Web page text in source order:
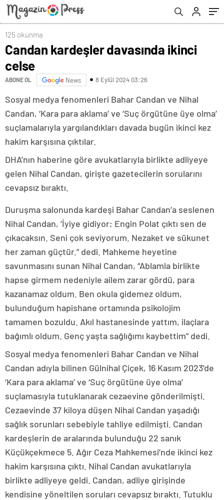
125 okunma
Candan kardeşler davasında ikinci
celse
ABONE OL News 8 Eylül 2024 03:26
Sosyal medya fenomenleri Bahar Candan ve Nihal
Candan, ‘Kara para aklama’ ve ‘Suç örgütüne üye olma’
suçlamalarıyla yargılandıkları davada bugün ikinci kez
hakim karşısına çıktılar.
DHA’nın haberine göre avukatlarıyla birlikte adliyeye
gelen Nihal Candan, girişte gazetecilerin sorularını
cevapsız bıraktı.
Duruşma salonunda kardeşi Bahar Candan’a seslenen
Nihal Candan, ‘İyiye gidiyor; Engin Polat çıktı sen de
çıkacaksın. Seni çok seviyorum. Nezaket ve sükunet
her zaman güçtür.” dedi. Mahkeme heyetine
savunmasını sunan Nihal Candan, “Ablamla birlikte
hapse girmem nedeniyle ailem zarar gördü, para
kazanamaz oldum. Ben okula gidemez oldum,
bulunduğum hapishane ortamında psikolojim
tamamen bozuldu. Akıl hastanesinde yattım, ilaçlara
bağımlı oldum. Genç yaşta sağlığımı kaybettim” dedi.
Sosyal medya fenomenleri Bahar Candan ve Nihal
Candan adıyla bilinen Gülnihal Çiçek, 16 Kasım 2023’de
‘Kara para aklama’ ve ‘Suç örgütüne üye olma’
suçlamasıyla tutuklanarak cezaevine gönderilmişti.
Cezaevinde 37 kiloya düşen Nihal Candan yaşadığı
sağlık sorunları sebebiyle tahliye edilmişti. Candan
kardeşlerin de aralarında bulunduğu 22 sanık
Küçükçekmece 5. Ağır Ceza Mahkemesi’nde ikinci kez
hakim karşısına çıktı. Nihal Candan avukatlarıyla
birlikte adliyeye geldi. Candan, adliye girişinde
kendisine yöneltilen soruları cevapsız bıraktı. Tutuklu